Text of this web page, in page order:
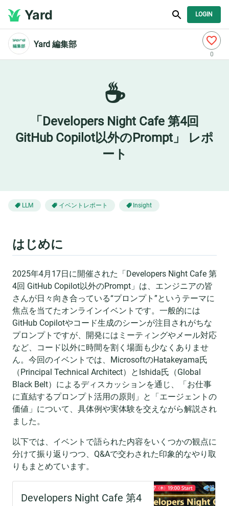
Yard LOGIN
Yard 編集部
0
☕
「Developers Night Cafe 第4回
GitHub Copilot以外のPrompt」 レポ
ート
LLM イベントレポート Insight
はじめに
2025年4月17日に開催された「Developers Night Cafe 第
4回 GitHub Copilot以外のPrompt」は、エンジニアの皆
さんが日々向き合っている“プロンプト”というテーマに
焦点を当てたオンラインイベントです。一般的には
GitHub Copilotやコード生成のシーンが注目されがちな
プロンプトですが、開発にはミーティングやメール対応
など、コード以外に時間を割く場面も少なくありませ
ん。今回のイベントでは、MicrosoftのHatakeyama氏
（Principal Technical Architect）とIshida氏（Global
Black Belt）によるディスカッションを通じ、「お仕事
に直結するプロンプト活用の原則」と「エージェントの
価値」について、具体例や実体験を交えながら解説され
ました。
以下では、イベントで語られた内容をいくつかの観点に
分けて振り返りつつ、Q&Aで交わされた印象的なやり取
りもまとめています。